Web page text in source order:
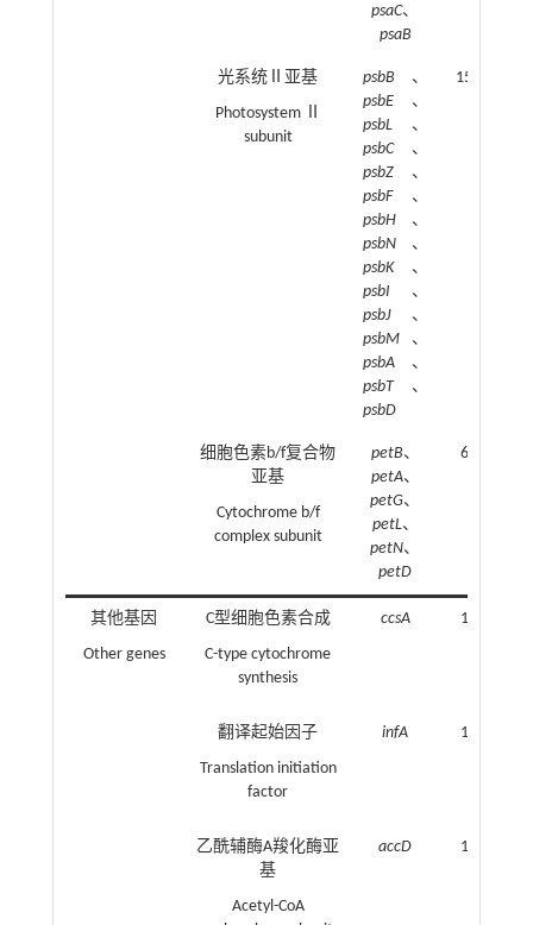
psaC、
psaB
光系统Ⅱ亚基
Photosystem Ⅱ
subunit
psbB 、
psbE、
psbL、
psbC、
psbZ、
psbF、
psbH、
psbN、
psbK、
psbI 、
psbJ、
psbM、
psbA、
psbT、
psbD
15
细胞色素b/f复合物
亚基
Cytochrome b/f
complex subunit
petB、
petA、
petG、
petL、
petN、
petD
6
其他基因
Other genes
C型细胞色素合成
C-type cytochrome
synthesis
ccsA 1
翻译起始因子
Translation initiation
factor
infA 1
乙酰辅酶A羧化酶亚
基
Acetyl-CoA
accD 1